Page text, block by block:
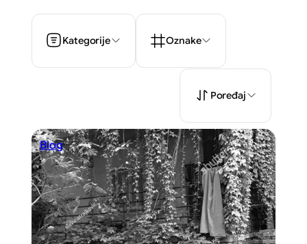
Kategorije Oznake
Poređaj
Blog